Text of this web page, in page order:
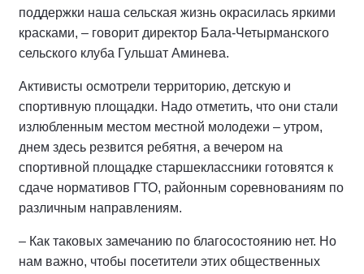
поддержки наша сельская жизнь окрасилась яркими
красками, – говорит директор Бала-Четырманского
сельского клуба Гульшат Аминева.
Активисты осмотрели территорию, детскую и
спортивную площадки. Надо отметить, что они стали
излюбленным местом местной молодежи – утром,
днем здесь резвится ребятня, а вечером на
спортивной площадке старшеклассники готовятся к
сдаче нормативов ГТО, районным соревнованиям по
различным направлениям.
– Как таковых замечанию по благосостоянию нет. Но
нам важно, чтобы посетители этих общественных